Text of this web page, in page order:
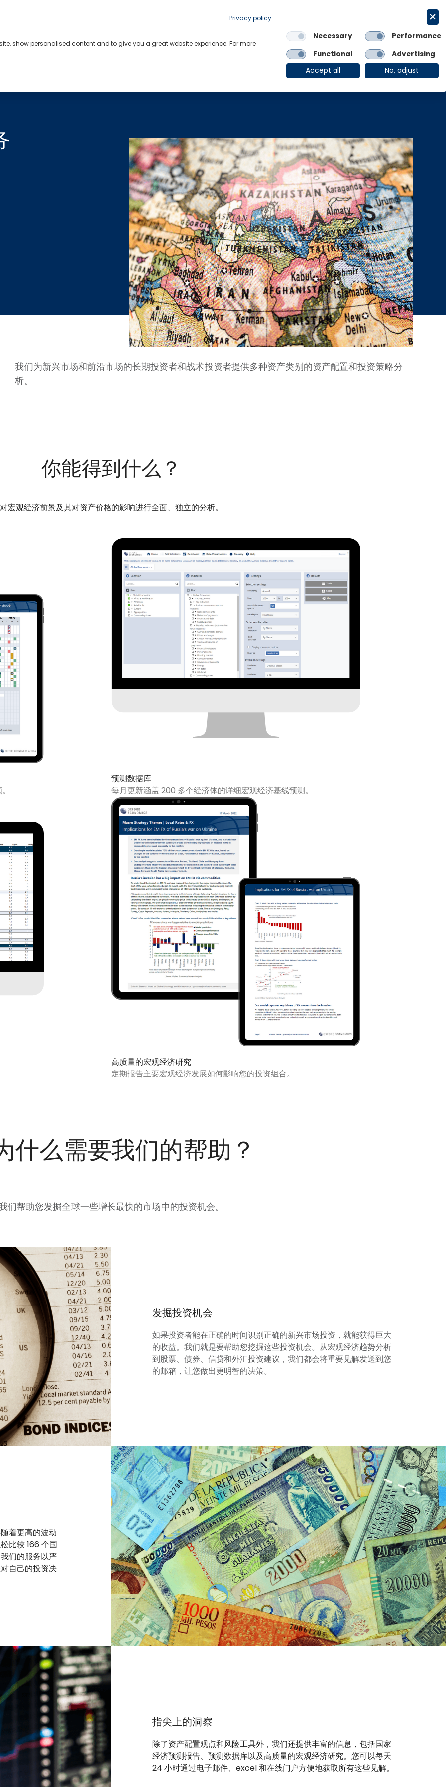
OE Group Client Login
我们为新兴市场和前沿市场的长期投资者和战术投资者提供多种资产类别的资产配置和投资策略分
析。
你能得到什么？
对宏观经济前景及其对资产价格的影响进行全面、独立的分析。
预测数据库
每月更新涵盖 200 多个经济体的详细宏观经济基线预测。
高质量的宏观经济研究
定期报告主要宏观经济发展如何影响您的投资组合。
什么需要我们的帮助？
们帮助您发掘全球一些增长最快的市场中的投资机会。
发掘投资机会
如果投资者能在正确的时间识别正确的新兴市场投资，就能获得巨大
的收益。我们就是要帮助您挖掘这些投资机会。从宏观经济趋势分析
到股票、债券、信贷和外汇投资建议，我们都会将重要见解发送到您
的邮箱，让您做出更明智的决策。
着更高的波动
比较 166 个国
们的服务以严
自己的投资决
指尖上的洞察
除了资产配置观点和风险工具外，我们还提供丰富的信息，包括国家
经济预测报告、预测数据库以及高质量的宏观经济研究。您可以每天
24 小时通过电子邮件、excel 和在线门户方便地获取所有这些见解。
Privacy policy
show personalised content and to give you a great website experience. For more
Necessary
Performance
Functional
Advertising
Accept all
No, adjust